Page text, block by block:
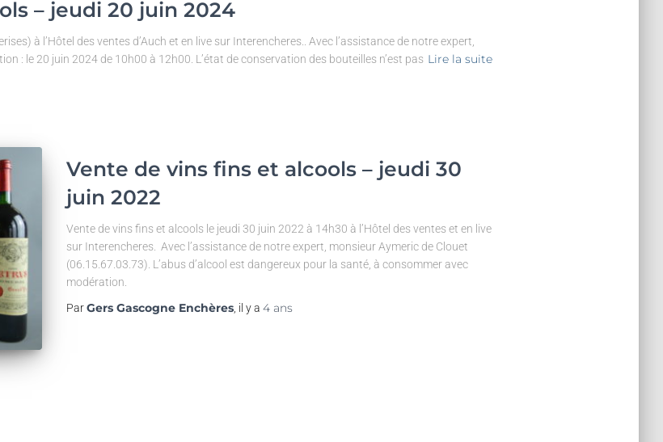
– jeudi 20 juin 2024
à l’Hôtel des ventes d’Auch et en live sur Interencheres.. Avec l’assistance de notre expert,
: le 20 juin 2024 de 10h00 à 12h00. L’état de conservation des bouteilles n’est pas Lire la suite
Vente de vins fins et alcools – jeudi 30
juin 2022
Vente de vins fins et alcools le jeudi 30 juin 2022 à 14h30 à l’Hôtel des ventes et en live
sur Interencheres. Avec l’assistance de notre expert, monsieur Aymeric de Clouet
(06.15.67.03.73). L’abus d’alcool est dangereux pour la santé, à consommer avec
modération.
ParGers Gascogne Enchères, il y a 4 ans